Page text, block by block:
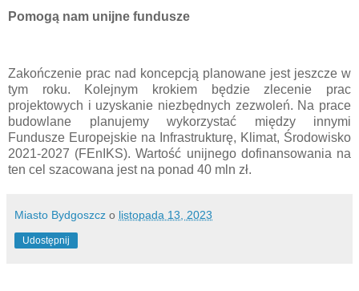
Pomogą nam unijne fundusze
Zakończenie prac nad koncepcją planowane jest jeszcze w
tym roku. Kolejnym krokiem będzie zlecenie prac
projektowych i uzyskanie niezbędnych zezwoleń. Na prace
budowlane planujemy wykorzystać między innymi
Fundusze Europejskie na Infrastrukturę, Klimat, Środowisko
2021-2027 (FEnIKS). Wartość unijnego dofinansowania na
ten cel szacowana jest na ponad 40 mln zł.
Miasto Bydgoszcz o listopada 13, 2023
Udostępnij